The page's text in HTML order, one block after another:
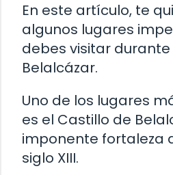
En este artículo, te
algunos lugares
debes visitar
Belalcázar.
Uno de los lugares
es el Castillo de
imponente fortaleza
siglo XIII.